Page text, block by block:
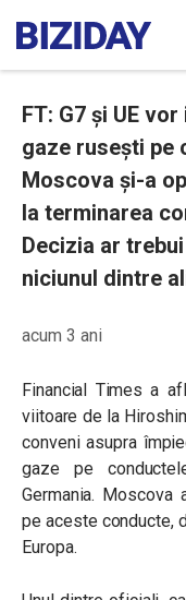
FT: G7 și UE
gaze rusești pe
Moscova și-a
la terminarea
Decizia ar
niciunul dintre
acum 3 ani
Financial Times a
viitoare de la
conveni asupra
gaze pe
Germania. Moscova
pe aceste conducte,
Europa.